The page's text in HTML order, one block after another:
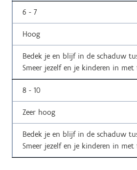
6 - 7
Hoog
Bedek je en blijf in de schaduw
Smeer jezelf en je kinderen in
8 - 10
Zeer hoog
Bedek je en blijf in de schaduw
Smeer jezelf en je kinderen in